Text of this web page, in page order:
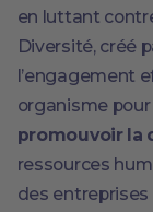
en luttant
Diversité, créé
l’engagement
organisme pour
promouvoir la
ressources
des